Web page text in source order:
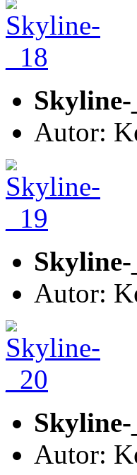
Skyline-
Autor:
Skyline-
Autor:
Skyline-
Autor: